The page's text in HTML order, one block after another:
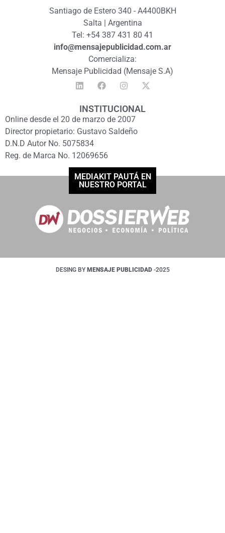
Santiago de Estero 340 - A4400BKH
Salta | Argentina
Tel: +54 387 431 80 41
info@mensajepublicidad.com.ar
Comercializa:
Mensaje Publicidad (Mensaje S.A)
INSTITUCIONAL
Online desde el 20 de marzo de 2007
Director propietario: Gustavo Saldeño
D.N.D Autor No. 5075834
Reg. de Marca No. 12069656
MEDIAKIT PAUTÁ EN
NUESTRO PORTAL
DESING BY MENSAJE PUBLICIDAD -2025